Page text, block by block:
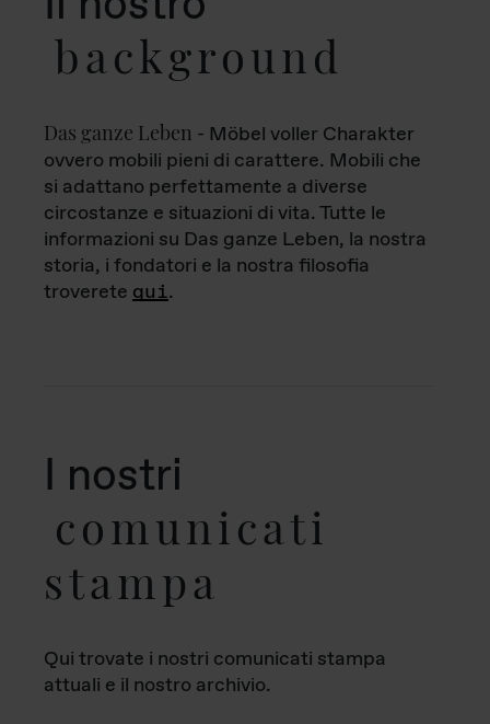
background
Das ganze Leben - Möbel voller Charakter
ovvero mobili pieni di carattere. Mobili che
si adattano perfettamente a diverse
circostanze e situazioni di vita. Tutte le
informazioni su Das ganze Leben, la nostra
storia, i fondatori e la nostra filosofia
troverete qui.
I nostri
comunicati
stampa
Qui trovate i nostri comunicati stampa
attuali e il nostro archivio.